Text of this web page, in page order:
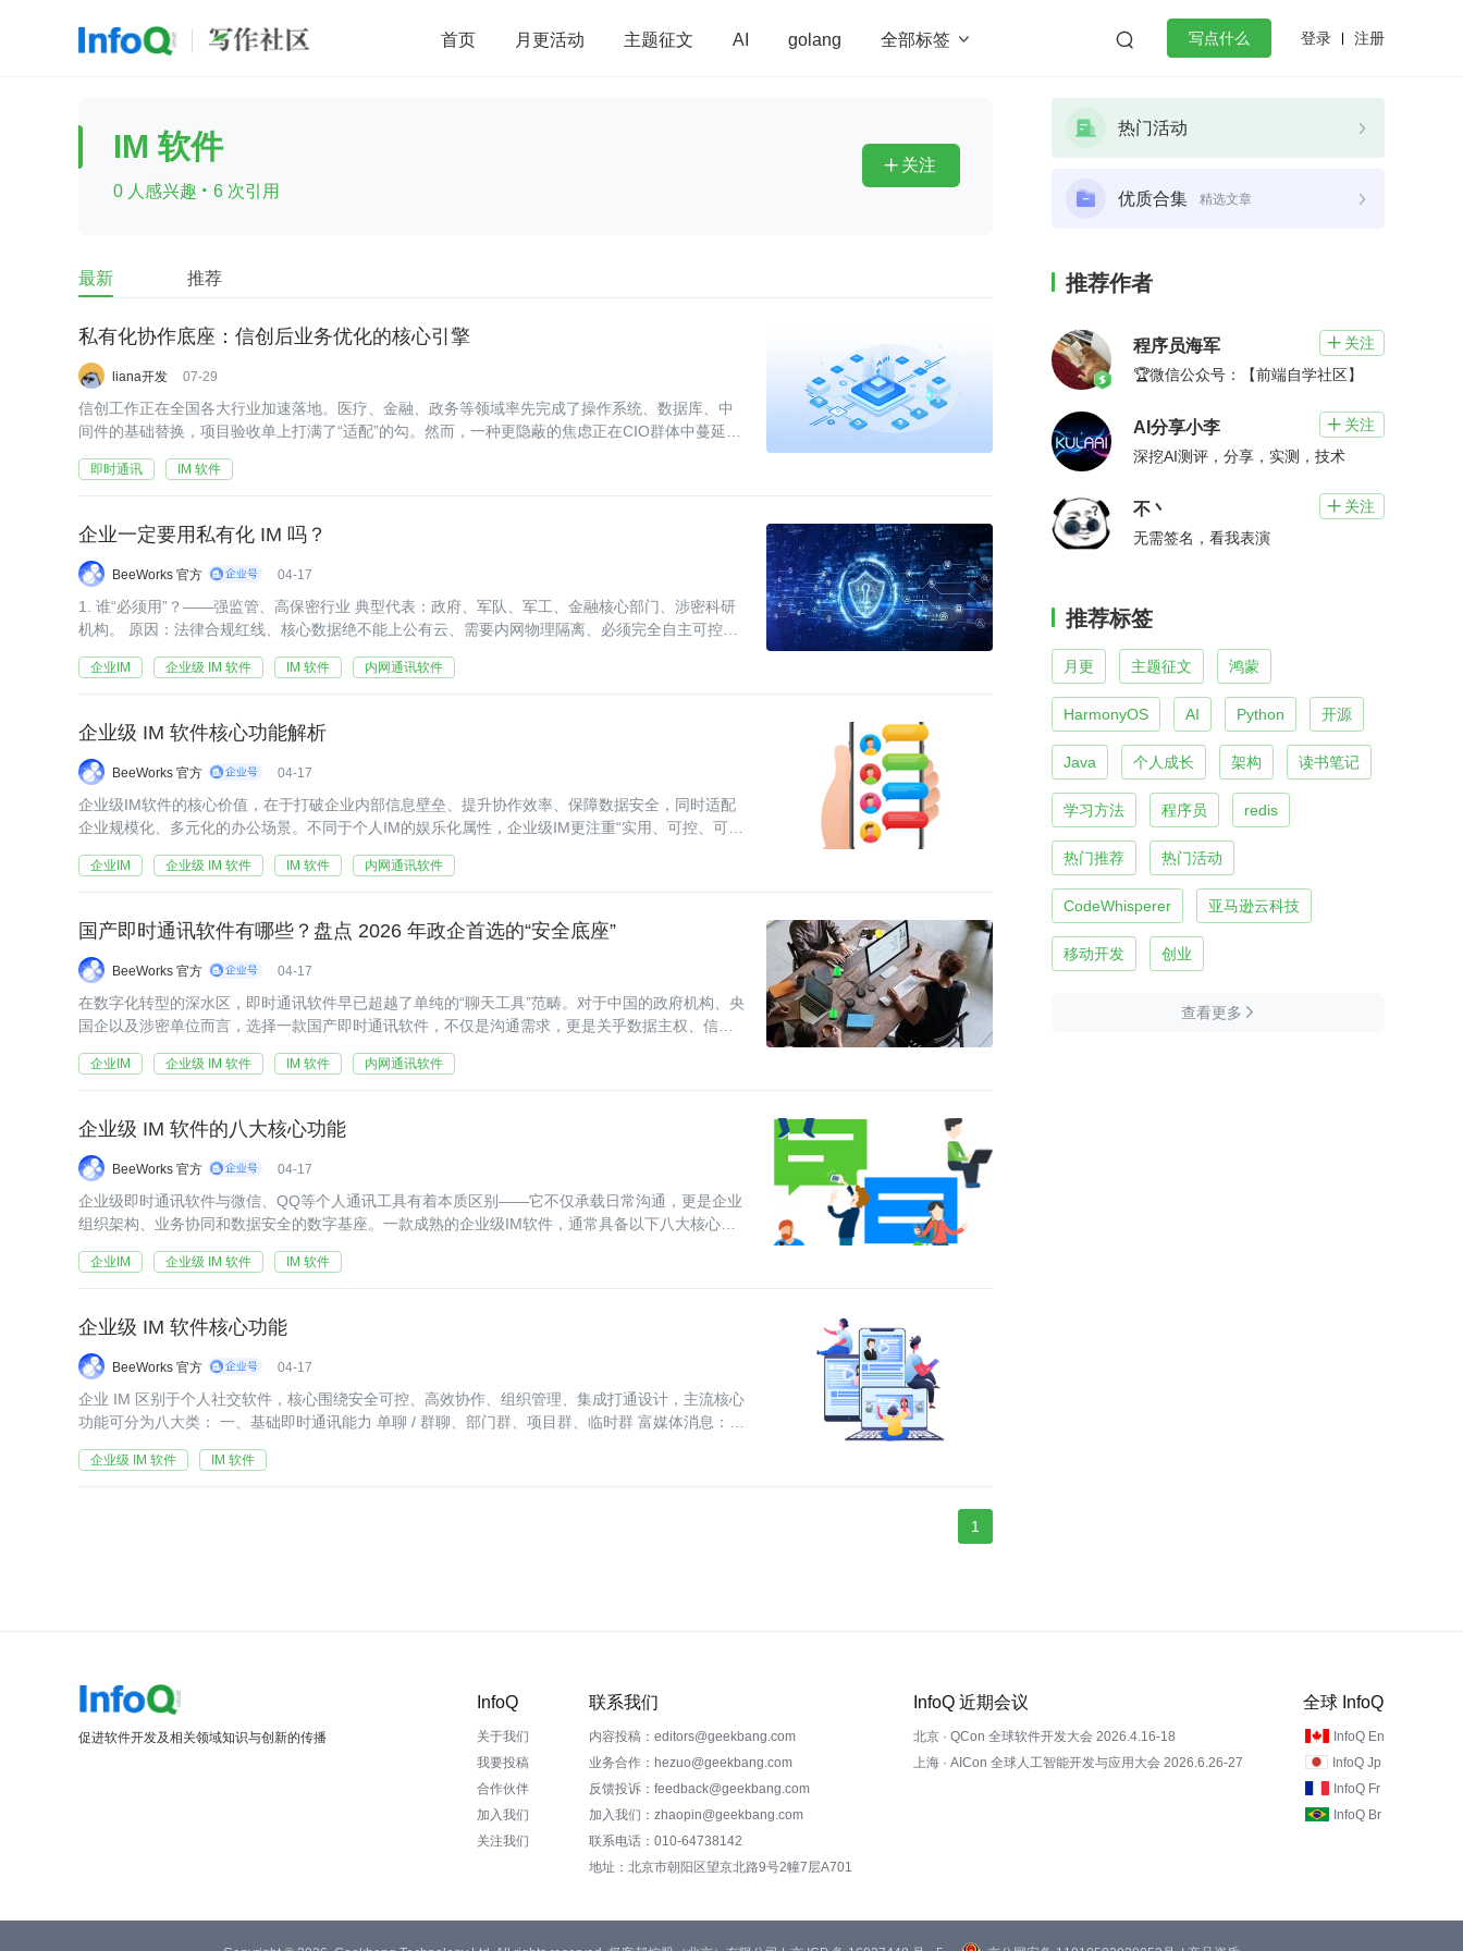
首页 月更活动 主题征文 AI golang 全部标签   写点什么 登录 注册
AI redis
查看更多
IM 软件
0 人感兴趣 · 6 次引用
 关注
最新 推荐
私有化协作底座：信创后业务优化的核心引擎
liana开发 07-29
信创工作正在全国各大行业加速落地。医疗、金融、政务等领域率先完成了操作系统、数据库、中
间件的基础替换，项目验收单上打满了“适配”的勾。然而，一种更隐蔽的焦虑正在CIO群体中蔓延：
即时通讯 IM 软件
企业一定要用私有化 IM 吗？
BeeWorks 官方 04-17
1. 谁“必须用”？——强监管、高保密行业 典型代表：政府、军队、军工、金融核心部门、涉密科研
机构。 原因：法律合规红线、核心数据绝不能上公有云、需要内网物理隔离、必须完全自主可控。
企业IM 企业级 IM 软件 IM 软件 内网通讯软件
企业级 IM 软件核心功能解析
BeeWorks 官方 04-17
企业级IM软件的核心价值，在于打破企业内部信息壁垒、提升协作效率、保障数据安全，同时适配
企业规模化、多元化的办公场景。不同于个人IM的娱乐化属性，企业级IM更注重“实用、可控、可集
企业IM 企业级 IM 软件 IM 软件 内网通讯软件
国产即时通讯软件有哪些？盘点 2026 年政企首选的“安全底座”
BeeWorks 官方 04-17
在数字化转型的深水区，即时通讯软件早已超越了单纯的“聊天工具”范畴。对于中国的政府机构、央
国企以及涉密单位而言，选择一款国产即时通讯软件，不仅是沟通需求，更是关乎数据主权、信息
企业IM 企业级 IM 软件 IM 软件 内网通讯软件
企业级 IM 软件的八大核心功能
BeeWorks 官方 04-17
企业级即时通讯软件与微信、QQ等个人通讯工具有着本质区别——它不仅承载日常沟通，更是企业
组织架构、业务协同和数据安全的数字基座。一款成熟的企业级IM软件，通常具备以下八大核心功
企业IM 企业级 IM 软件 IM 软件
企业级 IM 软件核心功能
BeeWorks 官方 04-17
企业 IM 区别于个人社交软件，核心围绕安全可控、高效协作、组织管理、集成打通设计，主流核心
功能可分为八大类： 一、基础即时通讯能力 单聊 / 群聊、部门群、项目群、临时群 富媒体消息：文
企业级 IM 软件 IM 软件
1
热门活动
优质合集 精选文章
推荐作者
程序员海军  关注
🏆微信公众号：【前端自学社区】
AI分享小李  关注
深挖AI测评，分享，实测，技术
不丶  关注
无需签名，看我表演
推荐标签
月更 主题征文 鸿蒙
HarmonyOS AI Python 开源
Java 个人成长 架构 读书笔记
学习方法 程序员 redis
热门推荐 热门活动
CodeWhisperer 亚马逊云科技
移动开发 创业
查看更多 
促进软件开发及相关领域知识与创新的传播
InfoQ
关于我们
我要投稿
合作伙伴
加入我们
关注我们
联系我们
内容投稿：editors@geekbang.com
业务合作：hezuo@geekbang.com
反馈投诉：feedback@geekbang.com
加入我们：zhaopin@geekbang.com
联系电话：010-64738142
地址：北京市朝阳区望京北路9号2幢7层A701
InfoQ 近期会议
北京 · QCon 全球软件开发大会 2026.4.16-18
上海 · AICon 全球人工智能开发与应用大会 2026.6.26-27
全球 InfoQ
InfoQ En
InfoQ Jp
InfoQ Fr
InfoQ Br